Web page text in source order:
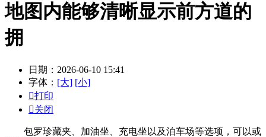
地图内能够清晰显示前方道的
拥
日期：2026-06-10 15:41
字体： [大] [小]
打印
关闭
包罗珍藏夹、加油坐、充电坐以及泊车场等选项，可以或